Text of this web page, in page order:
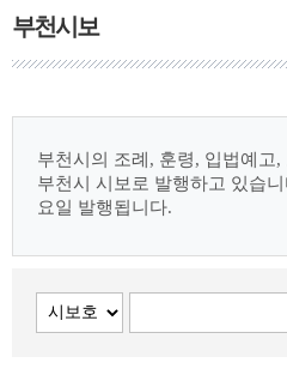
부천시보
부천시의 조례, 훈령, 입법예고
부천시 시보로 발행하고 있습니
요일 발행됩니다.